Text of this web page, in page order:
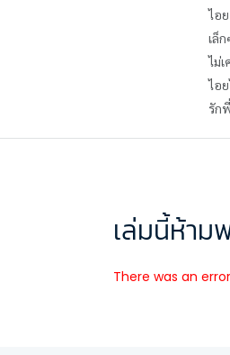
ไอ
เล็
ไม่
ไอ
รัก
เล่มนี้ห้าม
There was an error